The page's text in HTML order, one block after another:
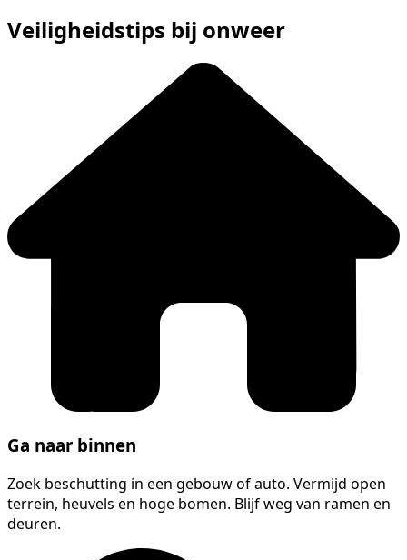
Veiligheidstips bij onweer
Ga naar binnen
Zoek beschutting in een gebouw of auto. Vermijd open
terrein, heuvels en hoge bomen. Blijf weg van ramen en
deuren.